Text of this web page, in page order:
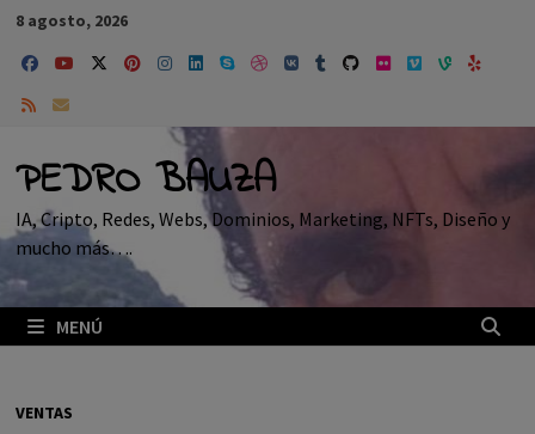
Saltar
contenido
8 agosto, 2026
PEDRO BAUZA
IA, Cripto, Redes, Webs, Dominios, Marketing, NFTs, Diseño y
mucho más….
MENÚ
VENTAS